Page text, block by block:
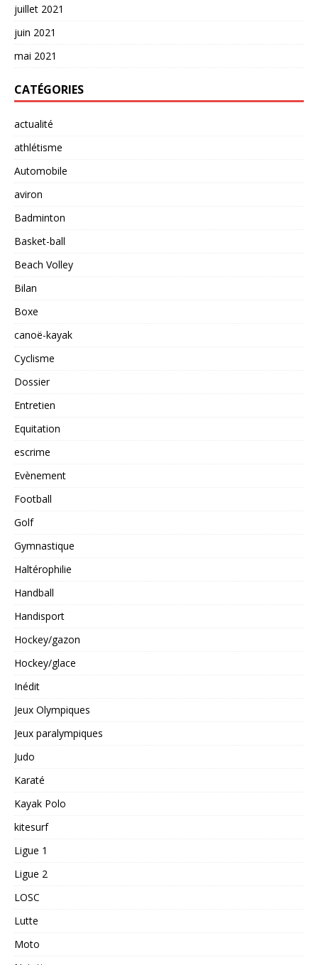
juillet 2021
juin 2021
mai 2021
CATÉGORIES
actualité
athlétisme
Automobile
aviron
Badminton
Basket-ball
Beach Volley
Bilan
Boxe
canoë-kayak
Cyclisme
Dossier
Entretien
Equitation
escrime
Evènement
Football
Golf
Gymnastique
Haltérophilie
Handball
Handisport
Hockey/gazon
Hockey/glace
Inédit
Jeux Olympiques
Jeux paralympiques
Judo
Karaté
Kayak Polo
kitesurf
Ligue 1
Ligue 2
LOSC
Lutte
Moto